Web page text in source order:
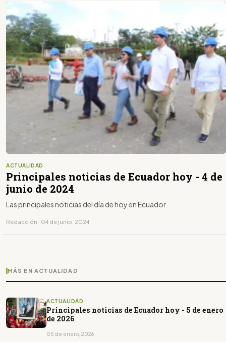
ACTUALIDAD
Principales noticias de Ecuador hoy - 4 de
junio de 2024
Las principales noticias del día de hoy en Ecuador
Redacción · 04 de junio, 2024
MÁS EN ACTUALIDAD
ACTUALIDAD
Principales noticias de Ecuador hoy - 5 de enero
de 2026
05 de enero, 2026